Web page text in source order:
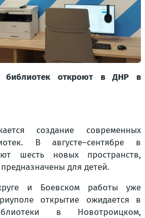
библиотек откроют в ДНР в
создание современных
В августе–сентябре в
шесть новых пространств,
для детей.
и Боевском работы уже
открытие ожидается в
в Новотроицком,